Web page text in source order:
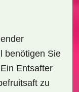
benötigen Sie
Entsafter
zu